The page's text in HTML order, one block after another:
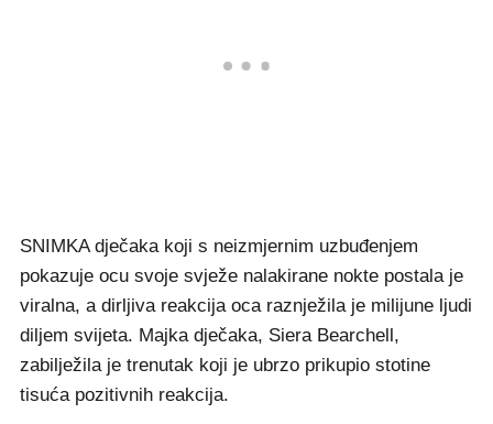
SNIMKA dječaka koji s neizmjernim uzbuđenjem
pokazuje ocu svoje svježe nalakirane nokte postala je
viralna, a dirljiva reakcija oca raznježila je milijune ljudi
diljem svijeta. Majka dječaka, Siera Bearchell,
zabilježila je trenutak koji je ubrzo prikupio stotine
tisuća pozitivnih reakcija.